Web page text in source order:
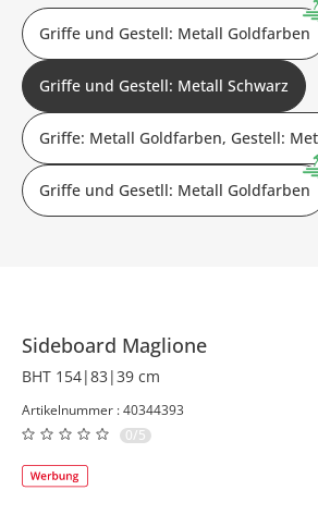
Sideboard Maglione
BHT 154|83|39 cm
Artikelnummer : 40344393
0/5
Griffe und Gestell: Metall Goldfarben
Griffe und Gestell: Metall Schwarz
Griffe: Metall Goldfarben, Gestell:
Griffe und Gesetll: Metall Goldfarben